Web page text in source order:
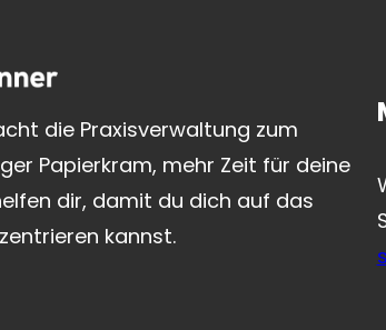
die Praxisverwaltung zum
Papierkram, mehr Zeit für deine
dir, damit du dich auf das
kannst.